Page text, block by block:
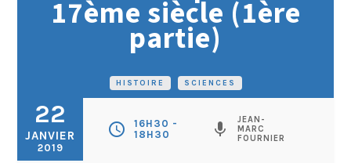
HISTOIRE SCIENCES
17ème siècle (1ère
partie)
22
JANVIER
2019
schedule
16H30 -
18H30
mic
JEAN-
MARC
FOURNIER